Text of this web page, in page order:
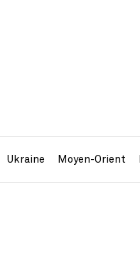
Ukraine Moyen-Orient